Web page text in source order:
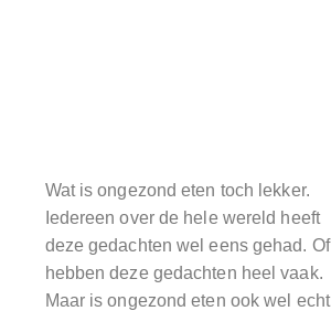
Wat is ongezond eten toch lekker.
Iedereen over de hele wereld heeft
deze gedachten wel eens gehad. Of
hebben deze gedachten heel vaak.
Maar is ongezond eten ook wel echt